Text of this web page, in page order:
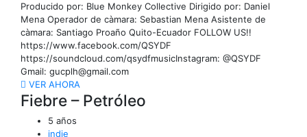
Producido por: Blue Monkey Collective Dirigido por: Daniel
Mena Operador de càmara: Sebastian Mena Asistente de
càmara: Santiago Proaño Quito-Ecuador FOLLOW US!!
https://www.facebook.com/QSYDF​
https://soundcloud.com/qsydfmusic​ Instagram: @QSYDF
Gmail: gucplh@gmail.com
VER AHORA
Fiebre – Petróleo
5 años
indie